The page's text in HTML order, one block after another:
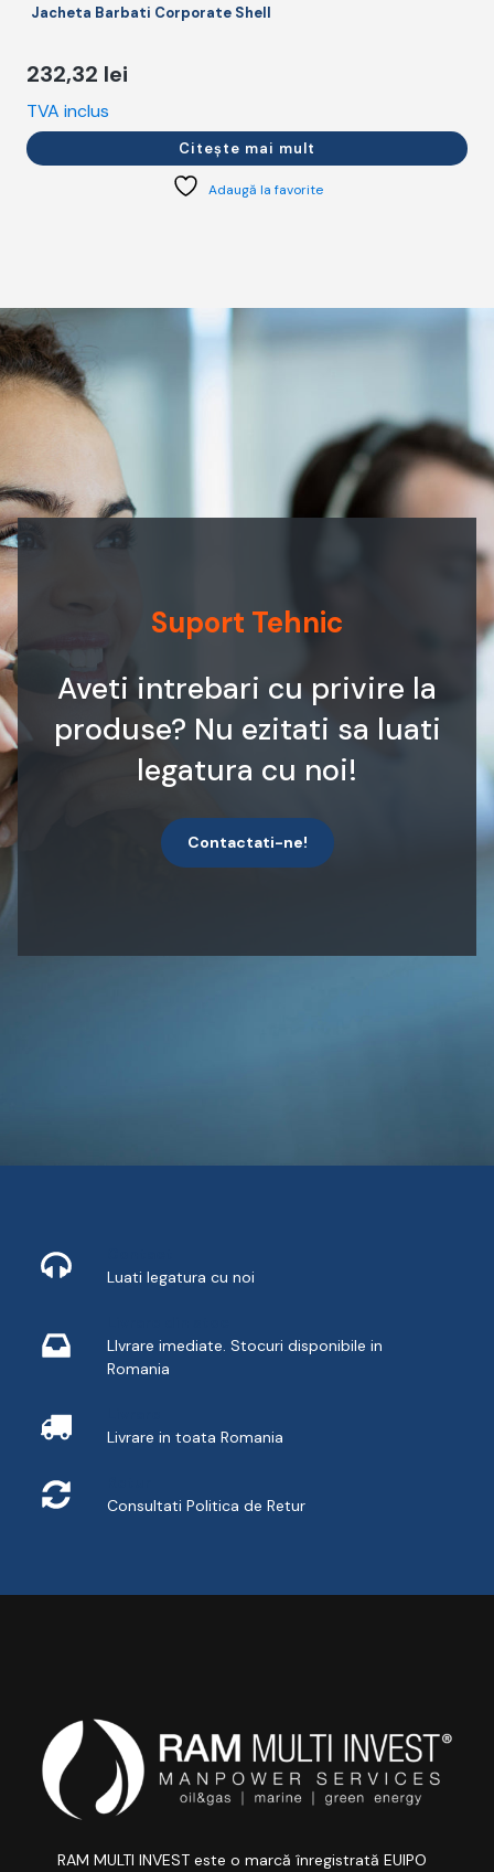
Jacheta Barbati Corporate Shell
232,32 lei
TVA inclus
Citește mai mult
Adaugă la favorite
Suport Tehnic
Aveti intrebari cu privire la
produse? Nu ezitati sa luati
legatura cu noi!
Contactati-ne!
Luati legatura cu noi
LIvrare imediate. Stocuri disponibile in
Romania
Livrare in toata Romania
Consultati Politica de Retur
RAM MULTI INVEST este o marcă înregistrată EUIPO